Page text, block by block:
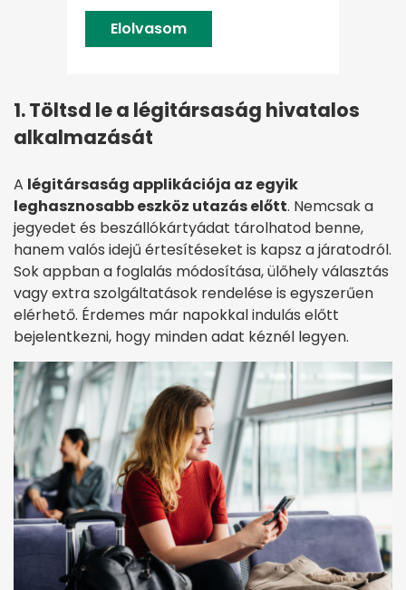
Elolvasom
1. Töltsd le a légitársaság hivatalos
alkalmazását
A légitársaság applikációja az egyik
leghasznosabb eszköz utazás előtt. Nemcsak a
jegyedet és beszállókártyádat tárolhatod benne,
hanem valós idejű értesítéseket is kapsz a járatodról.
Sok appban a foglalás módosítása, ülőhely választás
vagy extra szolgáltatások rendelése is egyszerűen
elérhető. Érdemes már napokkal indulás előtt
bejelentkezni, hogy minden adat kéznél legyen.